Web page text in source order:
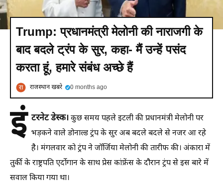
Trump: प्रधानमंत्री मेलोनी की नाराजगी के
बाद बदले ट्रंप के सुर, कहा- मैं उन्हें पसंद
करता हूं, हमारे संबंध अच्छे हैं
राजस्थान खबरे 0 months ago
इं टरनेट डेस्क। कुछ समय पहले इटली की प्रधानमंत्री मेलोनी पर
भड़कने वाले डोनाल्ड ट्रंप के सुर अब बदले बदले से नजर आ रहे
है। मंगलवार को ट्रंप ने जॉर्जिया मेलोनी की तारीफ की। अंकारा में
तुर्की के राष्ट्रपति एर्दाेगान के साथ प्रेस कांफ्रेंस के दौरान ट्रंप से इस बारे में
सवाल किया गया था।